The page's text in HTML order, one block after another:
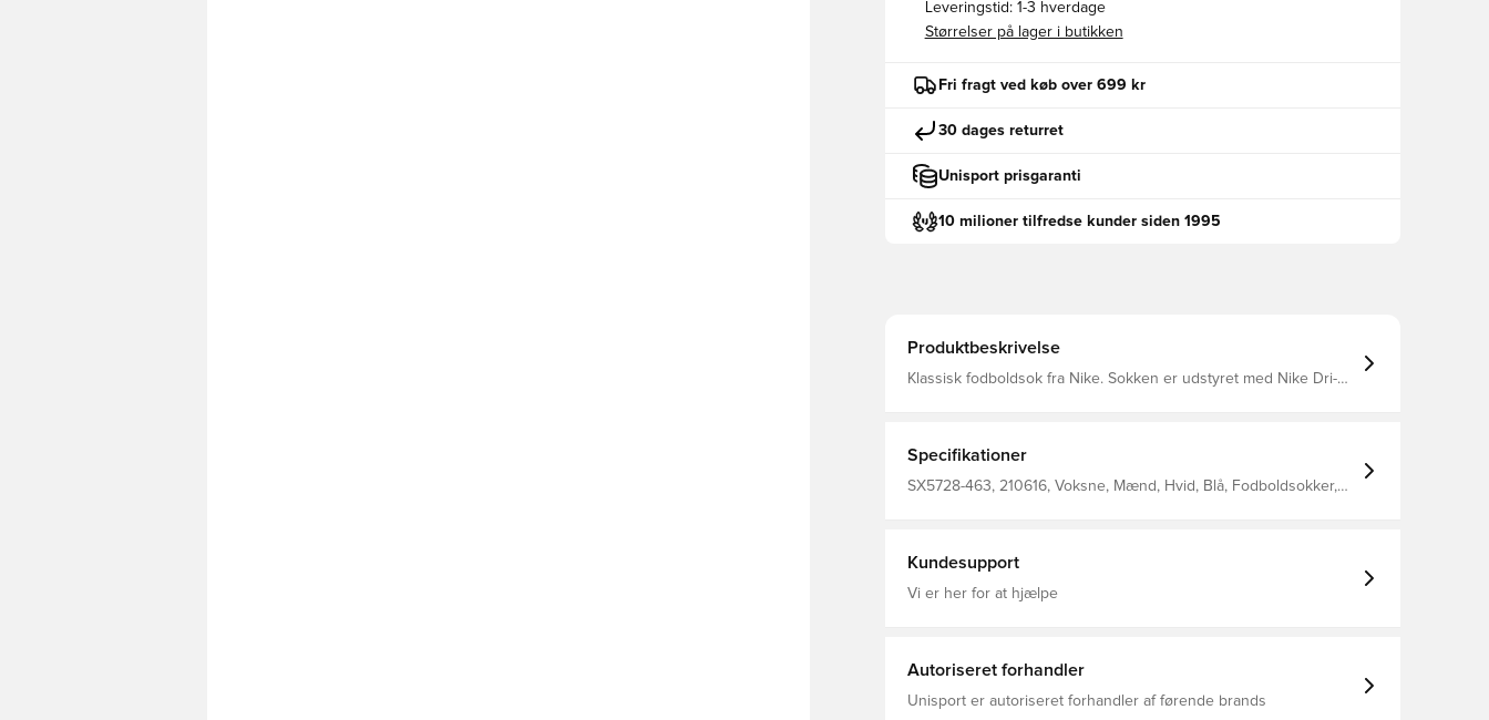
Leveringstid: 1-3 hverdage
Størrelser på lager i butikken
Fri fragt ved køb over 699 kr
30 dages returret
Unisport prisgaranti
10 milioner tilfredse kunder siden 1995
Produktbeskrivelse
Klassisk fodboldsok fra Nike. Sokken er udstyret med Nike Dri-
Specifikationer
SX5728-463, 210616, Voksne, Mænd, Hvid, Blå, Fodboldsokker,
Kundesupport
Vi er her for at hjælpe
Autoriseret forhandler
Unisport er autoriseret forhandler af førende brands